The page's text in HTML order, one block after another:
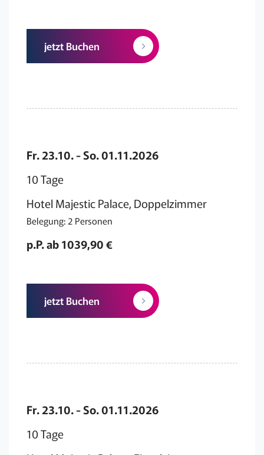
jetzt Buchen
Fr. 23.10. - So. 01.11.2026
10 Tage
Hotel Majestic Palace, Doppelzimmer
Belegung: 2 Personen
p.P. ab 1039,90 €
jetzt Buchen
Fr. 23.10. - So. 01.11.2026
10 Tage